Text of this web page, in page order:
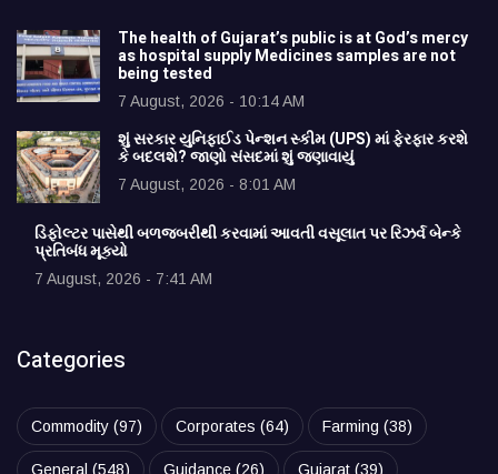
The health of Gujarat’s public is at God’s mercy
as hospital supply Medicines samples are not
being tested
7 August, 2026 - 10:14 AM
શું સરકાર યુનિફાઈડ પેન્શન સ્કીમ (UPS) માં ફેરફાર કરશે
કે બદલશે? જાણો સંસદમાં શું જણાવાયું
7 August, 2026 - 8:01 AM
ડિફોલ્ટર પાસેથી બળજબરીથી કરવામાં આવતી વસૂલાત પર રિઝર્વ બેન્કે
પ્રતિબંધ મૂક્યો
7 August, 2026 - 7:41 AM
Categories
Commodity (97) Corporates (64) Farming (38)
General (548) Guidance (26) Gujarat (39)